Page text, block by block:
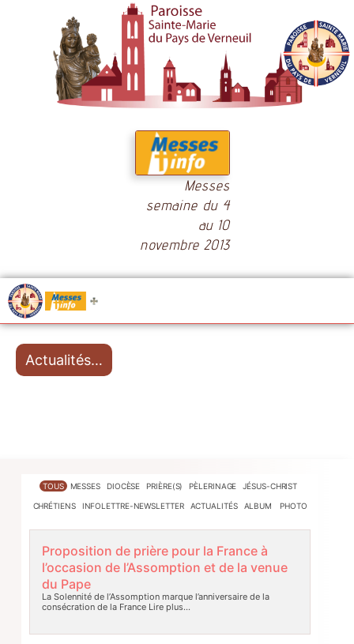
Messes
semaine du 4
au 10
novembre 2013
Messes
Actualités…
TOUS MESSES DIOCÈSE PRIÈRE(S) PÈLERINAGE JÉSUS-CHRIST
CHRÉTIENS INFOLETTRE-NEWSLETTER ACTUALITÉS ALBUM PHOTO
Proposition de prière pour la France à
l’occasion de l’Assomption et de la venue
du Pape
La Solennité de l’Assomption marque l’anniversaire de la
consécration de la FranceLire plus…